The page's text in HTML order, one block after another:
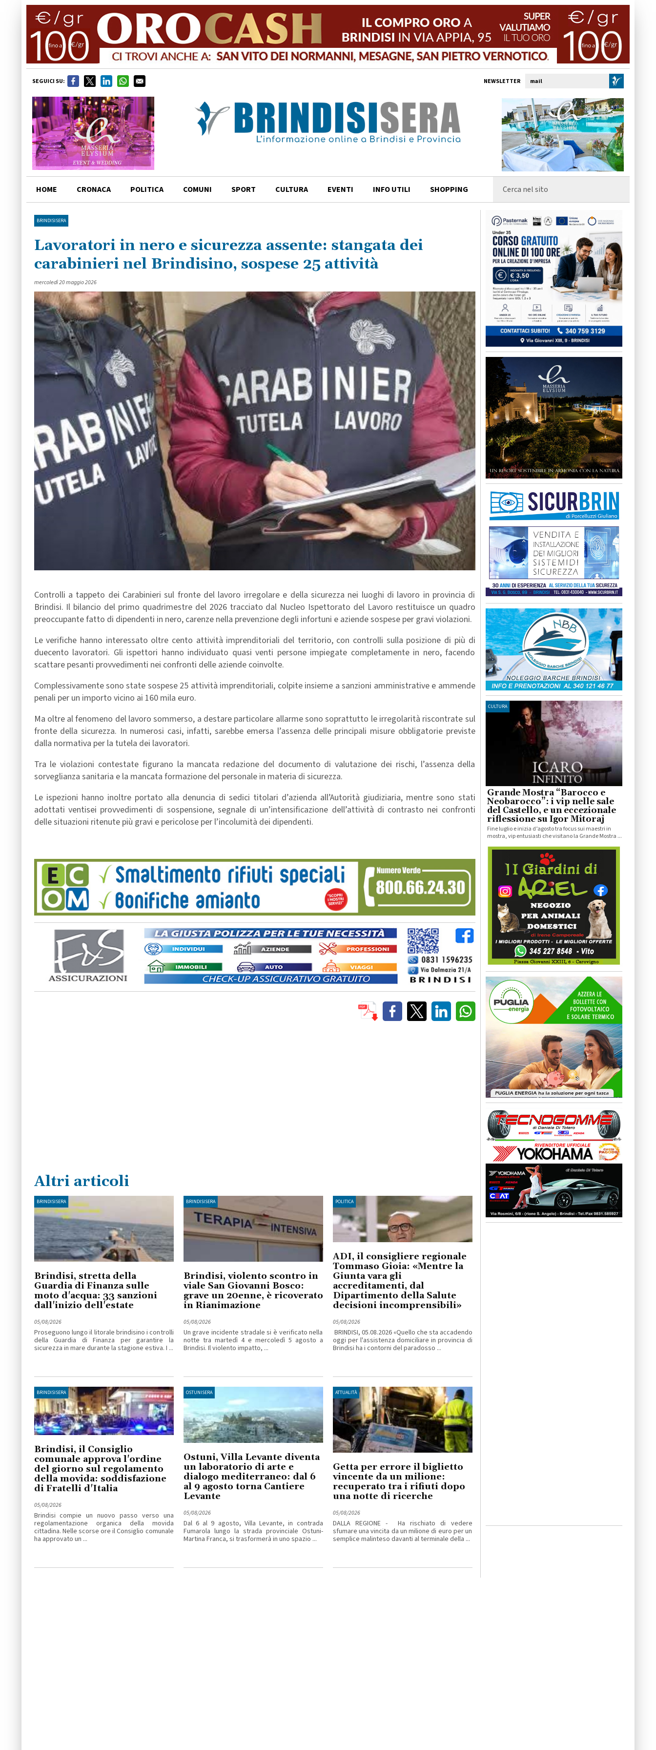
SEGUICI SU: NEWSLETTER
HOME CRONACA POLITICA COMUNI SPORT CULTURA EVENTI INFO UTILI SHOPPING
BRINDISISERA
Lavoratori in nero e sicurezza assente: stangata dei
carabinieri nel Brindisino, sospese 25 attività
mercoledì 20 maggio 2026
Controlli a tappeto dei Carabinieri sul fronte del lavoro irregolare e della sicurezza nei luoghi di lavoro in provincia di
Brindisi. Il bilancio del primo quadrimestre del 2026 tracciato dal Nucleo Ispettorato del Lavoro restituisce un quadro
preoccupante fatto di dipendenti in nero, carenze nella prevenzione degli infortuni e aziende sospese per gravi violazioni.
Le verifiche hanno interessato oltre cento attività imprenditoriali del territorio, con controlli sulla posizione di più di
duecento lavoratori. Gli ispettori hanno individuato quasi venti persone impiegate completamente in nero, facendo
scattare pesanti provvedimenti nei confronti delle aziende coinvolte.
Complessivamente sono state sospese 25 attività imprenditoriali, colpite insieme a sanzioni amministrative e ammende
penali per un importo vicino ai 160 mila euro.
Ma oltre al fenomeno del lavoro sommerso, a destare particolare allarme sono soprattutto le irregolarità riscontrate sul
fronte della sicurezza. In numerosi casi, infatti, sarebbe emersa l’assenza delle principali misure obbligatorie previste
dalla normativa per la tutela dei lavoratori.
Tra le violazioni contestate figurano la mancata redazione del documento di valutazione dei rischi, l’assenza della
sorveglianza sanitaria e la mancata formazione del personale in materia di sicurezza.
Le ispezioni hanno inoltre portato alla denuncia di sedici titolari d’azienda all’Autorità giudiziaria, mentre sono stati
adottati ventisei provvedimenti di sospensione, segnale di un’intensificazione dell’attività di contrasto nei confronti
delle situazioni ritenute più gravi e pericolose per l’incolumità dei dipendenti.
Altri articoli
BRINDISISERA
Brindisi, stretta della
Guardia di Finanza sulle
moto d'acqua: 33 sanzioni
dall'inizio dell'estate
05/08/2026
Proseguono lungo il litorale brindisino i controlli
della Guardia di Finanza per garantire la
sicurezza in mare durante la stagione estiva. I ...
BRINDISISERA
Brindisi, violento scontro in
viale San Giovanni Bosco:
grave un 20enne, è ricoverato
in Rianimazione
05/08/2026
Un grave incidente stradale si è verificato nella
notte tra martedì 4 e mercoledì 5 agosto a
Brindisi. Il violento impatto, ...
POLITICA
ADI, il consigliere regionale
Tommaso Gioia: «Mentre la
Giunta vara gli
accreditamenti, dal
Dipartimento della Salute
decisioni incomprensibili»
05/08/2026
BRINDISI, 05.08.2026 «Quello che sta accadendo
oggi per l'assistenza domiciliare in provincia di
Brindisi ha i contorni del paradosso ...
BRINDISISERA
Brindisi, il Consiglio
comunale approva l'ordine
del giorno sul regolamento
della movida: soddisfazione
di Fratelli d'Italia
05/08/2026
Brindisi compie un nuovo passo verso una
regolamentazione organica della movida
cittadina. Nelle scorse ore il Consiglio comunale
ha approvato un ...
OSTUNISERA
Ostuni, Villa Levante diventa
un laboratorio di arte e
dialogo mediterraneo: dal 6
al 9 agosto torna Cantiere
Levante
05/08/2026
Dal 6 al 9 agosto, Villa Levante, in contrada
Fumarola lungo la strada provinciale Ostuni-
Martina Franca, si trasformerà in uno spazio ...
ATTUALITÀ
Getta per errore il biglietto
vincente da un milione:
recuperato tra i rifiuti dopo
una notte di ricerche
05/08/2026
DALLA REGIONE - Ha rischiato di vedere
sfumare una vincita da un milione di euro per un
semplice malinteso davanti al terminale della ...
CULTURA
Grande Mostra “Barocco e
Neobarocco”: i vip nelle sale
del Castello, e un eccezionale
riflessione su Igor Mitoraj
Fine luglio e inizia d’agosto tra focus sui maestri in
mostra, vip entusiasti che visitano la Grande Mostra ...